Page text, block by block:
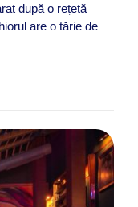
după o rețetă
are o tărie de